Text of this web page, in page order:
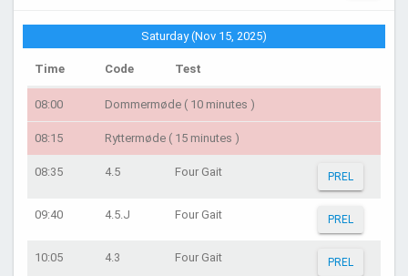
Saturday (Nov 15, 2025)
Time Code Test
08:00 Dommermøde ( 10 minutes )
08:15 Ryttermøde ( 15 minutes )
08:35 4.5 Four Gait PREL
09:40 4.5.J Four Gait PREL
10:05 4.3 Four Gait PREL